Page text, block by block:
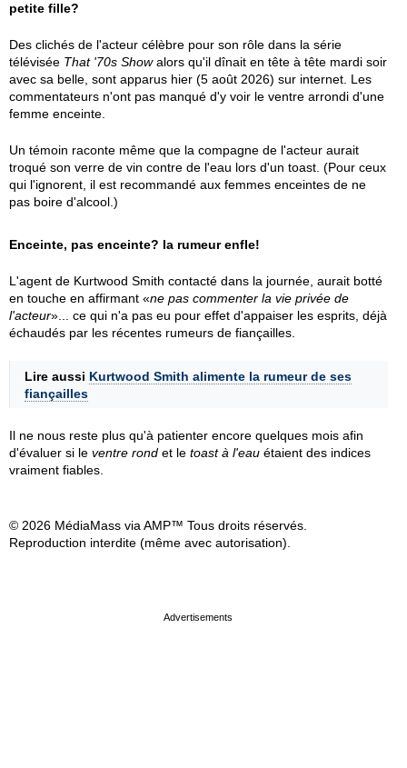
petite fille?
Des clichés de l'acteur célèbre pour son rôle dans la série
télévisée That '70s Showalors qu'il dînait en tête à tête mardi soir
avec sa belle, sont apparus hier (5 août 2026) sur internet. Les
commentateurs n'ont pas manqué d'y voir le ventre arrondi d'une
femme enceinte.
Un témoin raconte même que la compagne de l'acteur aurait
troqué son verre de vin contre de l'eau lors d'un toast. (Pour ceux
qui l'ignorent, il est recommandé aux femmes enceintes de ne
pas boire d'alcool.)
Enceinte, pas enceinte? la rumeur enfle!
L'agent de Kurtwood Smith contacté dans la journée, aurait botté
en touche en affirmant «ne pas commenter la vie privée de
l'acteur»... ce qui n'a pas eu pour effet d'appaiser les esprits, déjà
échaudés par les récentes rumeurs de fiançailles.
Lire aussi Kurtwood Smith alimente la rumeur de ses
fiançailles
Il ne nous reste plus qu'à patienter encore quelques mois afin
d'évaluer si le ventre rond et le toast à l'eau étaient des indices
vraiment fiables.
© 2026 MédiaMass via AMP™ Tous droits réservés.
Reproduction interdite (même avec autorisation).